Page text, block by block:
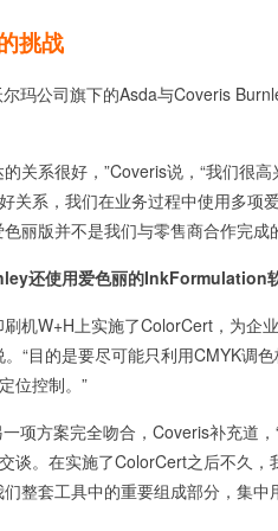
挑战
玛公司旗下的Asda与Coveris
的关系很好，”Coveris说，“我们很
关系，我们在业务过程中使用多项
丽版并不是我们与零售商合作完成
还使用爱色丽的InkFormulation
刷机W+H上实施了ColorCert，为企
“目的是要尽可能只利用CMYK调
位控制。”
项方案完全吻合，Coveris补充道
谈。在实施了ColorCert之后不久
整套工具中的重要组成部分，集中